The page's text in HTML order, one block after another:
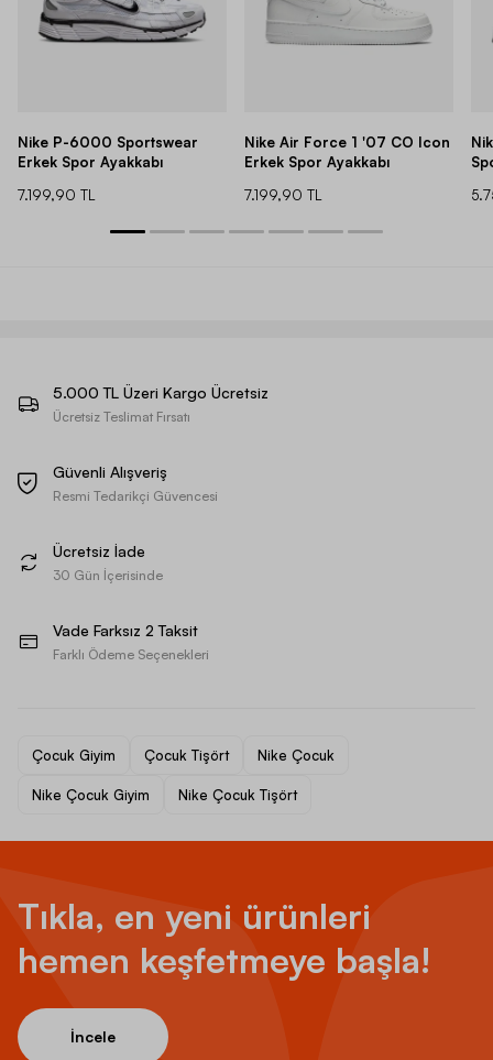
Nike P-6000 Sportswear
Erkek Spor Ayakkabı
7.199,90 TL
Nike Air Force 1 '07 CO Icon
Erkek Spor Ayakkabı
7.199,90 TL
5.000 TL Üzeri Kargo Ücretsiz
Ücretsiz Teslimat Fırsatı
Güvenli Alışveriş
Resmi Tedarikçi Güvencesi
Ücretsiz İade
30 Gün İçerisinde
Vade Farksız 2 Taksit
Farklı Ödeme Seçenekleri
Çocuk Giyim Çocuk Tişört Nike Çocuk
Nike Çocuk Giyim Nike Çocuk Tişört
Tıkla, en yeni ürünleri
hemen keşfetmeye başla!
İncele